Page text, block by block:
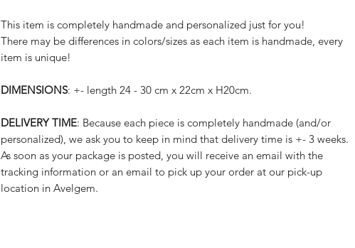
This item is completely handmade and personalized just for you!
There may be differences in colors/sizes as each item is handmade, every
item is unique!
DIMENSIONS: +- length 24 - 30 cm x 22cm x H20cm.
DELIVERY TIME: Because each piece is completely handmade (and/or
personalized), we ask you to keep in mind that delivery time is +- 3 weeks.
As soon as your package is posted, you will receive an email with the
tracking information or an email to pick up your order at our pick-up
location in Avelgem.